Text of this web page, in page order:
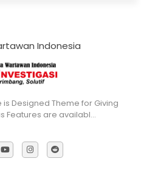
Indonesia
is Designed Theme for Giving
Features are availabl…